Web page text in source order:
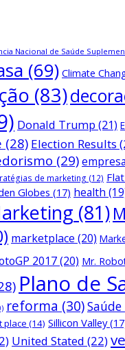
Nacional de Saúde
(69) Climate
(83)
Donald Trump (21)
(28) Election Results
(29)empresa
de marketing (12)
Globes (17) health
(81)
marketplace (20)
2017(20) Mr.
Plano de
reforma (30)Saúde
place (14) Sillicon Valley
United Stated (22)